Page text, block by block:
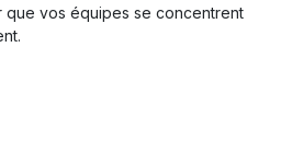
vos équipes se concentrent